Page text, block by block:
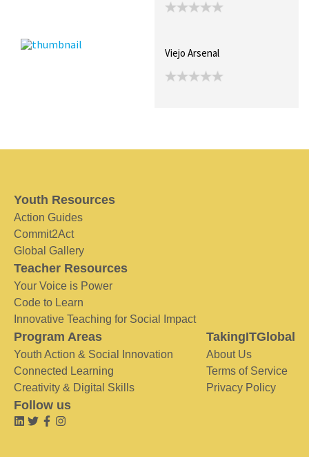
Viejo Arsenal
Youth Resources
Action Guides
Commit2Act
Global Gallery
Teacher Resources
Your Voice is Power
Code to Learn
Innovative Teaching for Social Impact
Program Areas
Youth Action & Social Innovation
Connected Learning
Creativity & Digital Skills
TakingITGlobal
About Us
Terms of Service
Privacy Policy
Follow us